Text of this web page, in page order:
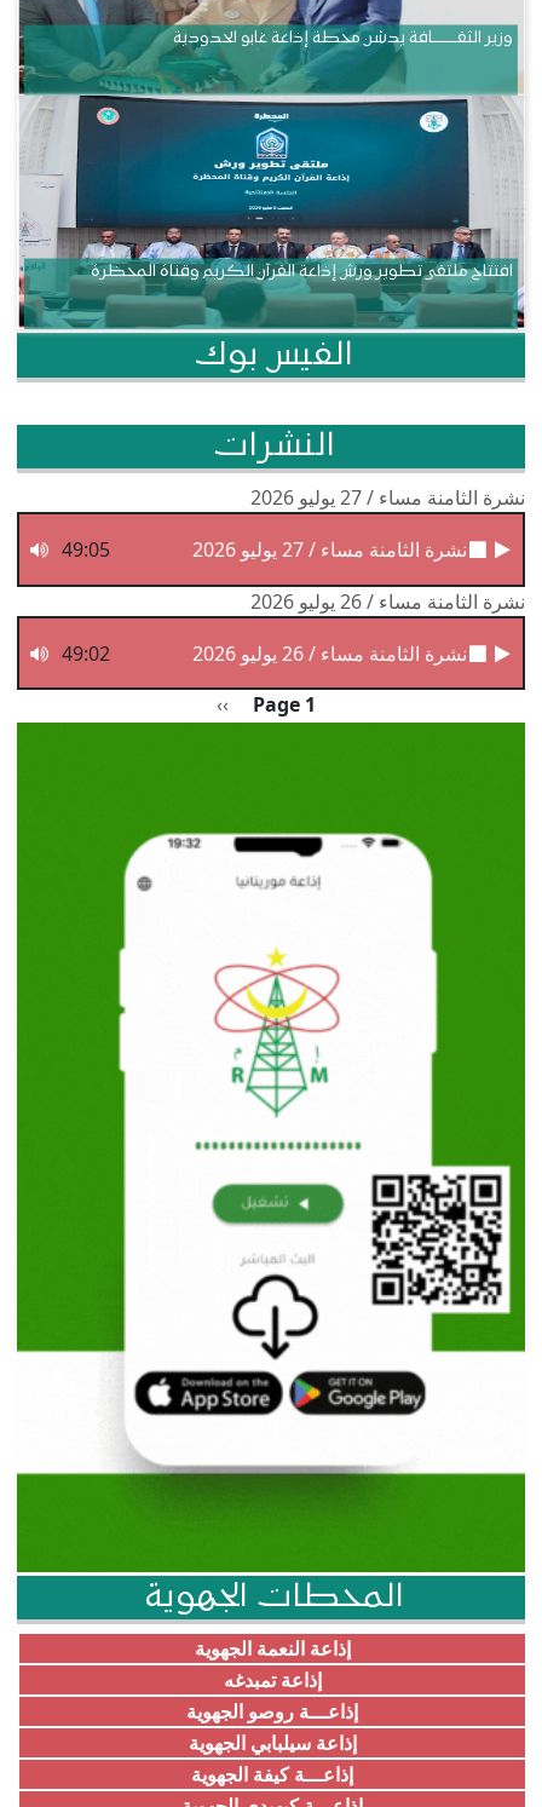
وزير الثقــــــــــافة يدشن محطة إذاعة غابو الحدودية
افتتاح ملتقى تطوير ورش إذاعة القرآن الكريم وقناة المحظرة
الفيس بوك
النشرات
نشرة الثامنة مساء / 27 يوليو 2026
نشرة الثامنة مساء / 27 يوليو 2026
49:05
نشرة الثامنة مساء / 26 يوليو 2026
نشرة الثامنة مساء / 26 يوليو 2026
49:02
Page 1 الصفحة التالية
››
المحطات الجهوية
إذاعة النعمة الجهوية
إذاعة تمبدغه
إذاعـــة روصو الجهوية
إذاعة سيلبابي الجهوية
إذاعـــة كيفة الجهوية